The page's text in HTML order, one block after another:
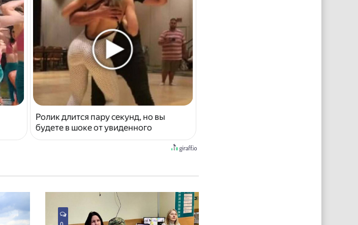
Ролик длится пару секунд, но вы
будете в шоке от увиденного